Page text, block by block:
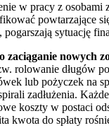
w pracy z osobami
powtarzające
pogarszają sytuację
zaciąganie nowych
rolowanie długów
lub pożyczek na
zadłużenia.
koszty w postaci
kwota do spłaty